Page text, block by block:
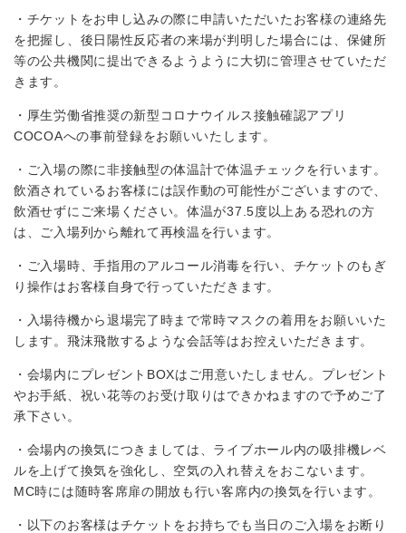
・チケットをお申し込みの際に申請いただいたお客様の連絡先
を把握し、後日陽性反応者の来場が判明した場合には、保健所
等の公共機関に提出できるようように大切に管理させていただ
きます。
・厚生労働省推奨の新型コロナウイルス接触確認アプリ
COCOAへの事前登録をお願いいたします。
・ご入場の際に非接触型の体温計で体温チェックを行います。
飲酒されているお客様には誤作動の可能性がございますので、
飲酒せずにご来場ください。体温が37.5度以上ある恐れの方
は、ご入場列から離れて再検温を行います。
・ご入場時、手指用のアルコール消毒を行い、チケットのもぎ
り操作はお客様自身で行っていただきます。
・入場待機から退場完了時まで常時マスクの着用をお願いいた
します。飛沫飛散するような会話等はお控えいただきます。
・会場内にプレゼントBOXはご用意いたしません。プレゼント
やお手紙、祝い花等のお受け取りはできかねますので予めご了
承下さい。
・会場内の換気につきましては、ライブホール内の吸排機レベ
ルを上げて換気を強化し、空気の入れ替えをおこないます。
MC時には随時客席扉の開放も行い客席内の換気を行います。
・以下のお客様はチケットをお持ちでも当日のご入場をお断り